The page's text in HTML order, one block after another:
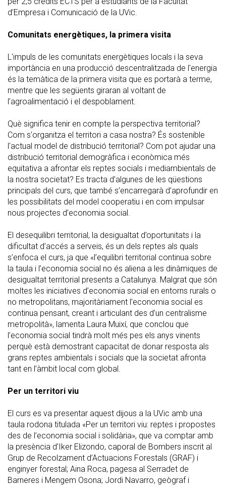
d’Empresa i Comunicació de la UVic.
Comunitats energètiques, la primera visita
L'impuls de les comunitats energètiques locals i la seva
importància en una producció descentralitzada de l'energia
és la temàtica de la primera visita que es portarà a terme,
mentre que les següents giraran al voltant de
l’agroalimentació i el despoblament.
Què significa tenir en compte la perspectiva territorial?
Com s'organitza el territori a casa nostra? És sostenible
l'actual model de distribució territorial? Com pot ajudar una
distribució territorial demogràfica i econòmica més
equitativa a afrontar els reptes socials i mediambientals de
la nostra societat? Es tracta d’algunes de les qüestions
principals del curs, que també s’encarregarà d’aprofundir en
les possibilitats del model cooperatiu i en com impulsar
nous projectes d’economia social.
El desequilibri territorial, la desigualtat d’oportunitats i la
dificultat d’accés a serveis, és un dels reptes als quals
s’enfoca el curs, ja que «l’equilibri territorial continua sobre
la taula i l’economia social no és aliena a les dinàmiques de
desigualtat territorial presents a Catalunya. Malgrat que són
moltes les iniciatives d’economia social en entorns rurals o
no metropolitans, majoritàriament l’economia social es
continua pensant, creant i articulant des d’un centralisme
metropolità», lamenta Laura Muixí, que conclou que
l’economia social tindrà molt més pes els anys vinents
perquè està demostrant capacitat de donar resposta als
grans reptes ambientals i socials que la societat afronta
tant en l’àmbit local com global.
Per un territori viu
El curs es va presentar aquest dijous a la UVic amb una
taula rodona titulada «Per un territori viu: reptes i propostes
des de l’economia social i solidària», que va comptar amb
la presència d'Iker Elizondo, caporal de Bombers inscrit al
Grup de Recolzament d’Actuacions Forestals (GRAF) i
enginyer forestal; Aina Roca, pagesa al Serradet de
Barneres i Mengem Osona; Jordi Navarro, geògraf i